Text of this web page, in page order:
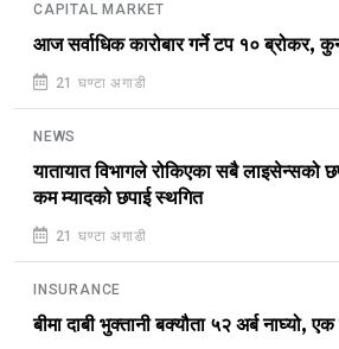
CAPITAL MARKET
आज सर्वाधिक कारोबार गर्ने टप १० ब्रोकर,
21 घण्टा अगाडी
NEWS
यातायात विभागले रोकिएका सबै लाइसेन्सको
कम म्यादको छपाई स्थगित
21 घण्टा अगाडी
INSURANCE
बीमा दाबी भुक्तानी बक्यौता ५२ अर्ब नाघ्यो,